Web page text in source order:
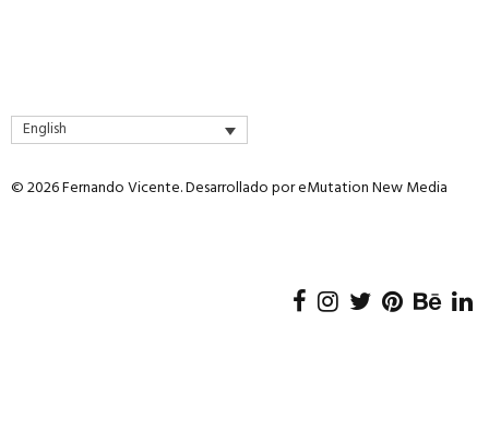
English
© 2026 Fernando Vicente. Desarrollado poreMutation New Media